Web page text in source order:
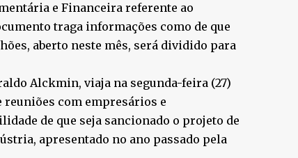
e Financeira referente ao
traga informações como de que
aberto neste mês, será dividido para
Alckmin, viaja na segunda-feira (27)
reuniões com empresários e
de que seja sancionado o projeto de
apresentado no ano passado pela